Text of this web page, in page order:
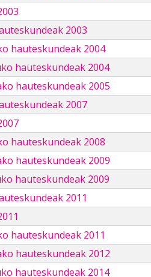
2003
hauteskundeak 2004
hauteskundeak 2004
hauteskundeak 2005
2007
hauteskundeak 2008
hauteskundeak 2009
hauteskundeak 2009
2011
hauteskundeak 2011
hauteskundeak 2012
hauteskundeak 2014